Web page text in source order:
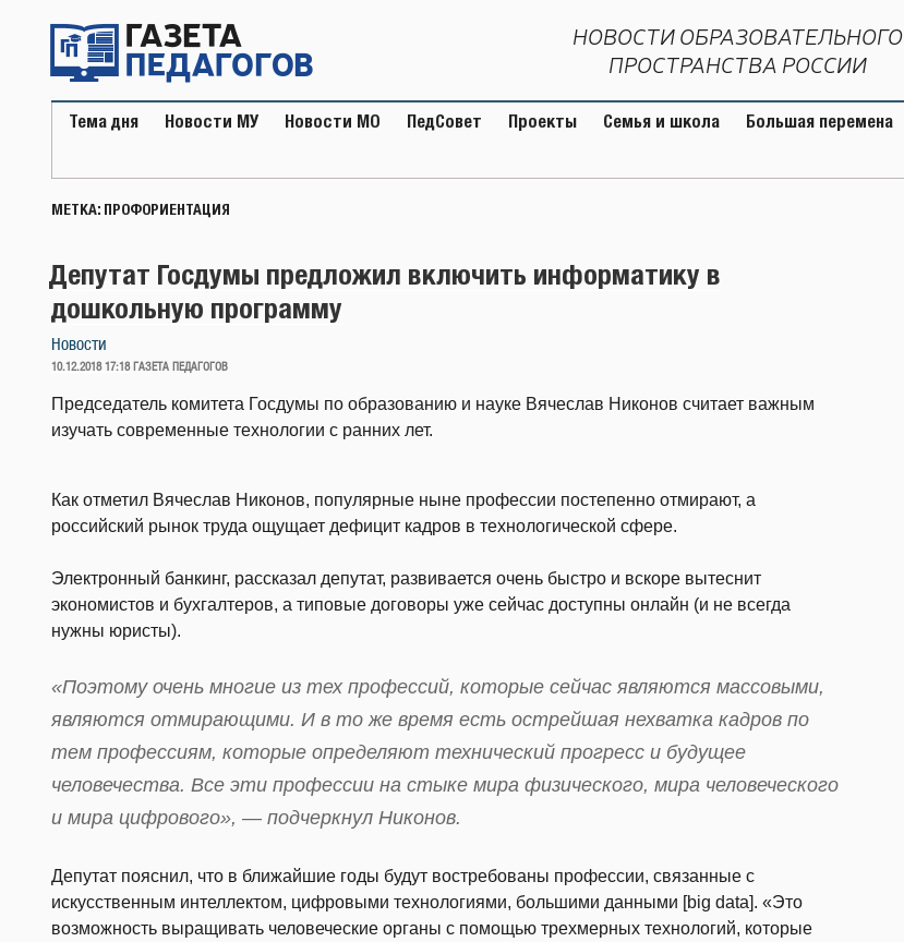
содержимому
НОВОСТИ ОБРАЗОВАТЕЛЬНОГО
ПРОСТРАНСТВА РОССИИ
Тема дня Новости МУ Новости МО ПедСовет Проекты Семья и школа Большая перемена
МЕТКА: ПРОФОРИЕНТАЦИЯ
Депутат Госдумы предложил включить информатику в
дошкольную программу
Новости
ОПУБЛИКОВАНО
10.12.2018 17:18 ГАЗЕТА ПЕДАГОГОВ
Председатель комитета Госдумы по образованию и науке Вячеслав Никонов считает важным
изучать современные технологии с ранних лет.
Как отметил Вячеслав Никонов, популярные ныне профессии постепенно отмирают, а
российский рынок труда ощущает дефицит кадров в технологической сфере.
Электронный банкинг, рассказал депутат, развивается очень быстро и вскоре вытеснит
экономистов и бухгалтеров, а типовые договоры уже сейчас доступны онлайн (и не всегда
нужны юристы).
«Поэтому очень многие из тех профессий, которые сейчас являются массовыми,
являются отмирающими. И в то же время есть острейшая нехватка кадров по
тем профессиям, которые определяют технический прогресс и будущее
человечества. Все эти профессии на стыке мира физического, мира человеческого
и мира цифрового», — подчеркнул Никонов.
Депутат пояснил, что в ближайшие годы будут востребованы профессии, связанные с
искусственным интеллектом, цифровыми технологиями, большими данными [big data]. «Это
возможность выращивать человеческие органы с помощью трехмерных технологий, которые